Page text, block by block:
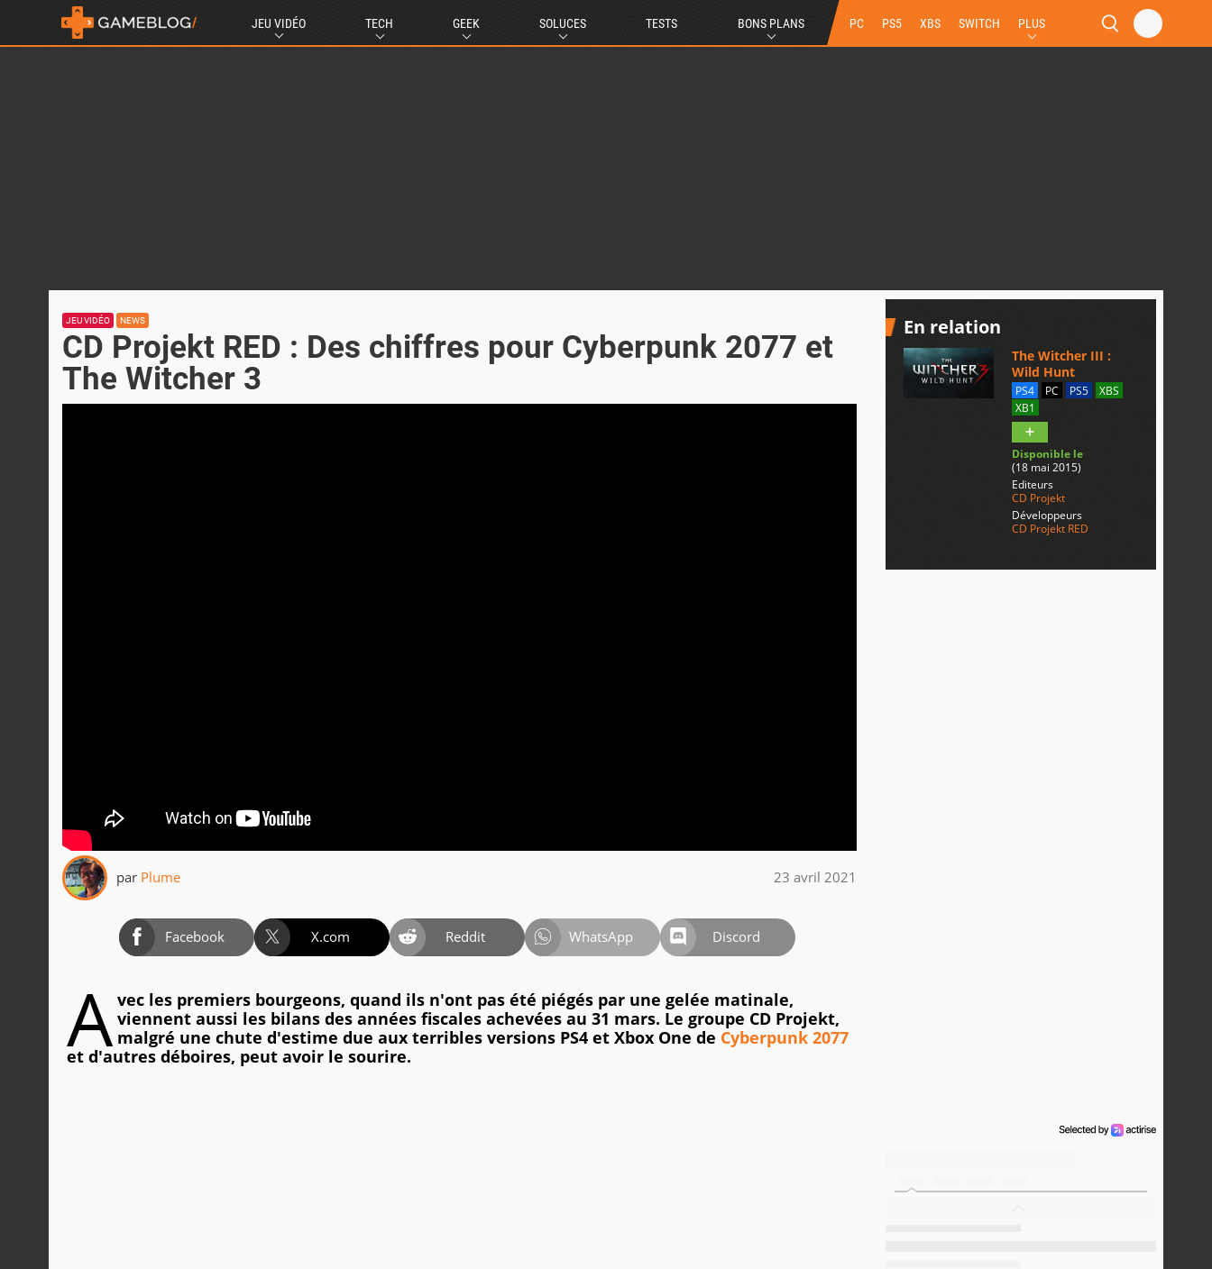
JEU VIDÉO TECH GEEK SOLUCES TESTS BONS PLANS PC PS5 XBS SWITCH PLUS
JEU VIDÉO NEWS
CD Projekt RED : Des chiffres pour Cyberpunk 2077 et
The Witcher 3
par Plume 23 avril 2021
Facebook X.com Reddit WhatsApp Discord
A vec les premiers bourgeons, quand ils n'ont pas été piégés par une gelée matinale,
viennent aussi les bilans des années fiscales achevées au 31 mars. Le groupe CD Projekt,
malgré une chute d'estime due aux terribles versions PS4 et Xbox One de Cyberpunk 2077
et d'autres déboires, peut avoir le sourire.
En relation
The Witcher III :
Wild Hunt
PS4 PC PS5
XBS
XB1
Disponible le
(18 mai 2015)
Editeurs
CD Projekt
Développeurs
CD Projekt RED